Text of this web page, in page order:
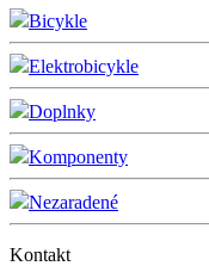
Bicykle
Elektrobicykle
Doplnky
Komponenty
Nezaradené
Kontakt